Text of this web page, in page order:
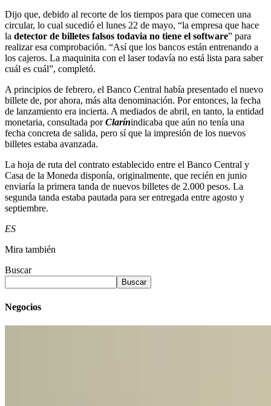
Dijo que, debido al recorte de los tiempos para que comecen una
circular, lo cual sucedió el lunes 22 de mayo, “la empresa que hace
la detector de billetes falsos todavia no tiene el software” para
realizar esa comprobación. “Así que los bancos están entrenando a
los cajeros. La maquinita con el laser todavía no está lista para saber
cuál es cuál”, completó.
A principios de febrero, el Banco Central había presentado el nuevo
billete de, por ahora, más alta denominación. Por entonces, la fecha
de lanzamiento era incierta. A mediados de abril, en tanto, la entidad
monetaria, consultada porClarínindicaba que aún no tenía una
fecha concreta de salida, pero sí que la impresión de los nuevos
billetes estaba avanzada.
La hoja de ruta del contrato establecido entre el Banco Central y
Casa de la Moneda disponía, originalmente, que recién en junio
enviaría la primera tanda de nuevos billetes de 2.000 pesos. La
segunda tanda estaba pautada para ser entregada entre agosto y
septiembre.
ES
Mira también
Buscar
Buscar
Negocios